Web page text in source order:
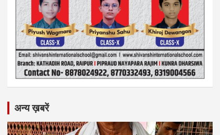
अन्य ख़बरें